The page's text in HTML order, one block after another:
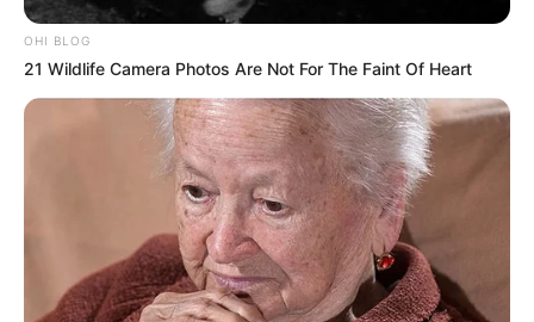
OHI BLOG
21 Wildlife Camera Photos Are Not For The Faint Of Heart